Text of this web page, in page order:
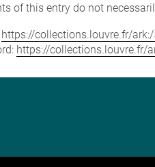
of this entry do not
https://collections.louvre.fr/
https://collections.louvre.fr/